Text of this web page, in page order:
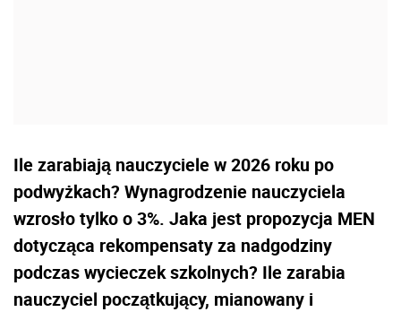
Ile zarabiają nauczyciele w 2026 roku po
podwyżkach? Wynagrodzenie nauczyciela
wzrosło tylko o 3%. Jaka jest propozycja MEN
dotycząca rekompensaty za nadgodziny
podczas wycieczek szkolnych? Ile zarabia
nauczyciel początkujący, mianowany i